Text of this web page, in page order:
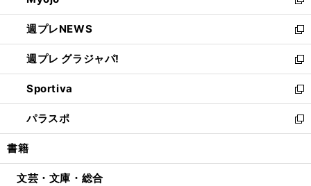
開
く
ウ
で
開
く
ン
ド
ウ
で
開
く
し
い
ウ
ィ
ン
ド
ウ
で
開
週プレNEWS
新
し
い
ウ
ィ
ン
ド
ウ
開
週プレ グラジャパ!
新
し
い
ウ
ィ
ン
ウ
Sportiva
新
し
い
ウ
ン
パラスポ
新
し
ウ
書籍
文芸・文庫・総合